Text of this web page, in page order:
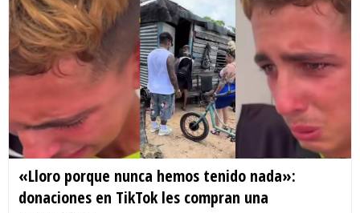
«Lloro porque nunca hemos tenido nada»:
donaciones en TikTok les compran una